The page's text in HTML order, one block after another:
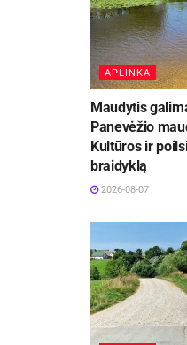
APLINKA
Maudytis
Panevėžio
Kultūros ir
braidyklą
2026-08-07